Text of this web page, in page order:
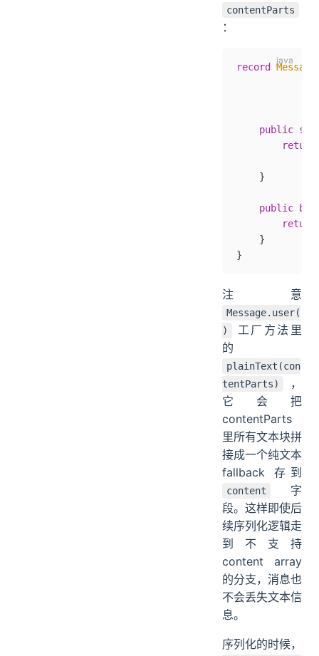
contentParts
：
record Message
    public
        return
    }
    public
        return
    }
}
注意
Message.user(
)
工厂方法里
的
plainText(con
tentParts)
，
它会把
contentParts
里所有文本块拼
接成一个纯文本
fallback 存到
content
字
段。这样即使后
续序列化逻辑走
到不支持
content array
的分支，消息也
不会丢失文本信
息。
序列化的时候，